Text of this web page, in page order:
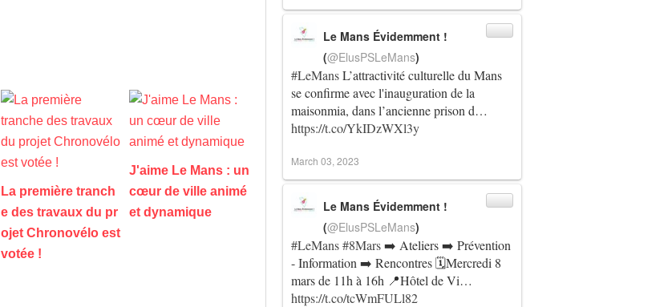
La première tranch
e des travaux du pr
ojet Chronovélo est
votée !
J'aime Le Mans : un
cœur de ville animé
et dynamique
#LeMansL’attractivité culturelle du Mans
se confirme avec l'inauguration de la
maisonmia, dans l’ancienne prison d…
https://t.co/YkIDzWXl3y
Le Mans Évidemment !
(@ElusPSLeMans)
March 03, 2023
#LeMans#8Mars➡️ Ateliers ➡️ Prévention
- Information ➡️ Rencontres 🗓️Mercredi 8
mars de 11h à 16h 📍Hôtel de Vi…
https://t.co/tcWmFULl82
Le Mans Évidemment !
(@ElusPSLeMans)